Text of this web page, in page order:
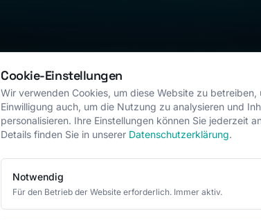
Cookie-Einstellungen
Wir verwenden Cookies, um diese Website zu betreiben,
Einwilligung auch, um die Nutzung zu analysieren und
personalisieren. Ihre Einstellungen können Sie jederzeit
Details finden Sie in unserer Datenschutzerklärung.
Notwendig
Für den Betrieb der Website erforderlich. Immer aktiv.